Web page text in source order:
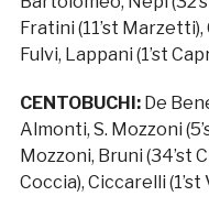
Fratini (11’st Marzetti),
Fulvi, Lappani (1’st
CENTOBUCHI: De
Almonti, S. Mozzoni
Mozzoni, Bruni (34’st
Coccia), Ciccarelli